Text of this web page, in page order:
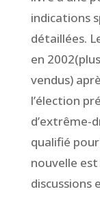
indications
détaillées.
en
vendus)
l’élection
d’extrême-
qualifié
nouvelle
discussions